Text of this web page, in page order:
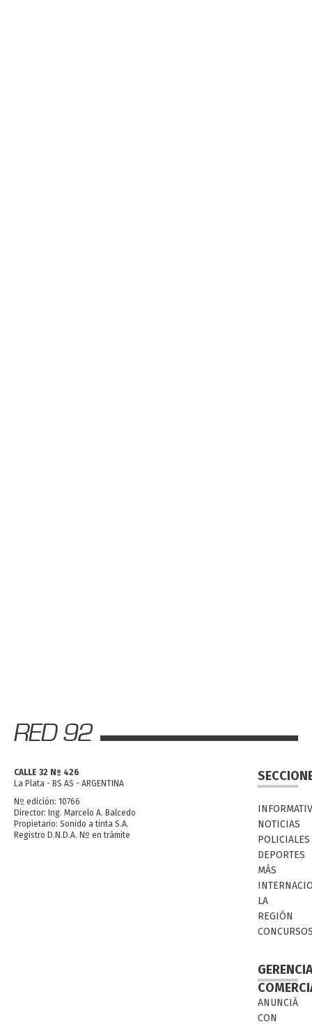
CALLE 32 Nº 426
La Plata - BS AS - ARGENTINA
Nº edición: 10766
Director: Ing. Marcelo A. Balcedo
Propietario: Sonido a tinta S.A.
Registro D.N.D.A. Nº en trámite
NOTICIAS
POLICIALES
DEPORTES
MÁS
LA
REGIÓN
ANUNCIÁ
CON